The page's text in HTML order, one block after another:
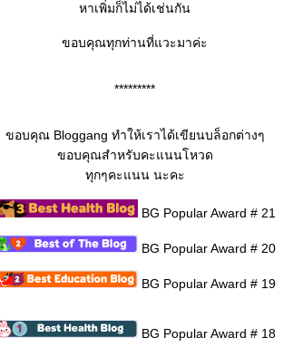
หาเพิ่มก็ไม่ได้เช่นกัน
ขอบคุณทุกท่านที่แวะมาค่ะ
*********
ขอบคุณ Bloggang ทำให้เราได้เขียนบล็อกต่างๆ
ขอบคุณสำหรับคะแนนโหวด
ทุกๆคะแนน นะคะ
BG Popular Award # 21
BG Popular Award # 20
BG Popular Award # 19
BG Popular Award # 18